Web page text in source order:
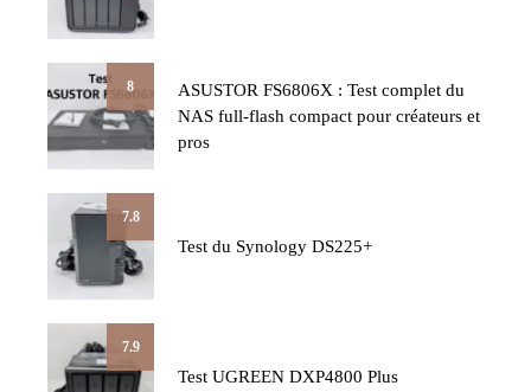
8
ASUSTOR FS6806X : Test complet du
NAS full-flash compact pour créateurs et
pros
7.8
Test du Synology DS225+
7.9
Test UGREEN DXP4800 Plus